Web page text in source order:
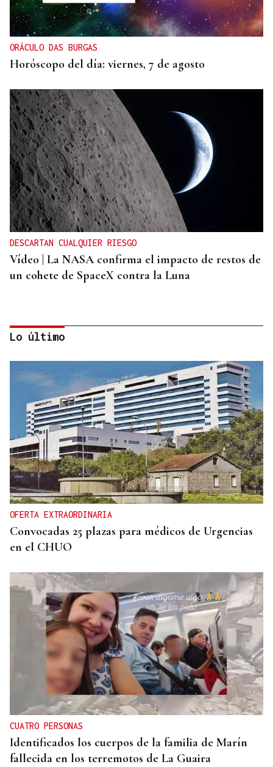
ORÁCULO DAS BURGAS
Horóscopo del día: viernes, 7 de agosto
DESCARTAN CUALQUIER RIESGO
Vídeo | La NASA confirma el impacto de restos de
un cohete de SpaceX contra la Luna
ORÁCULO DAS BURGAS
Horóscopo del día: jueves, 6 de agosto
Lo último
OFERTA EXTRAORDINARIA
Convocadas 25 plazas para médicos de Urgencias
en el CHUO
CUATRO PERSONAS
Identificados los cuerpos de la familia de Marín
fallecida en los terremotos de La Guaira